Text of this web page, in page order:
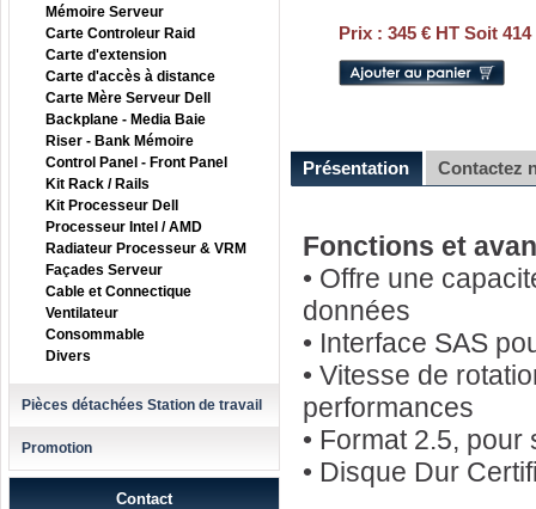
Mémoire Serveur
Carte Controleur Raid
Carte d'extension
Carte d'accès à distance
Carte Mère Serveur Dell
Backplane - Media Baie
Riser - Bank Mémoire
Control Panel - Front Panel
Kit Rack / Rails
Kit Processeur Dell
Processeur Intel / AMD
Radiateur Processeur & VRM
Façades Serveur
Cable et Connectique
Ventilateur
Consommable
Divers
Pièces détachées Station de travail
Promotion
Contact
Prix : 345 € HT Soit 414
Présentation Contactez
Fonctions et
• Offre une
données
• Interface SAS
• Vitesse de
performances
• Format 2.5,
• Disque Dur